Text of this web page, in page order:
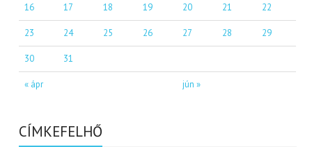
« ápr jún »
16 17 18 19 20 21 22
23 24 25 26 27 28 29
30 31
CÍMKEFELHŐ